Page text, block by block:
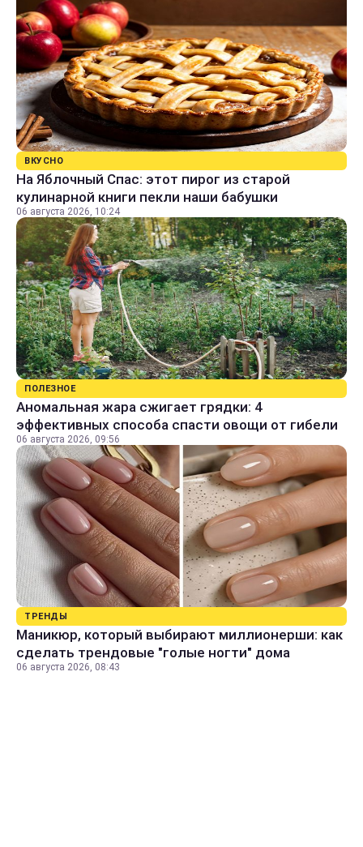
ВКУСНО
На Яблочный Спас: этот пирог из старой
кулинарной книги пекли наши бабушки
06 августа 2026, 10:24
ПОЛЕЗНОЕ
Аномальная жара сжигает грядки: 4
эффективных способа спасти овощи от гибели
06 августа 2026, 09:56
ТРЕНДЫ
Маникюр, который выбирают миллионерши: как
сделать трендовые "голые ногти" дома
06 августа 2026, 08:43